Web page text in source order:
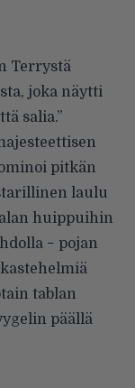
Terrystä
joka näytti
salia.”
pitkän
laulu
huippuihin
− pojan
tablan
päällä